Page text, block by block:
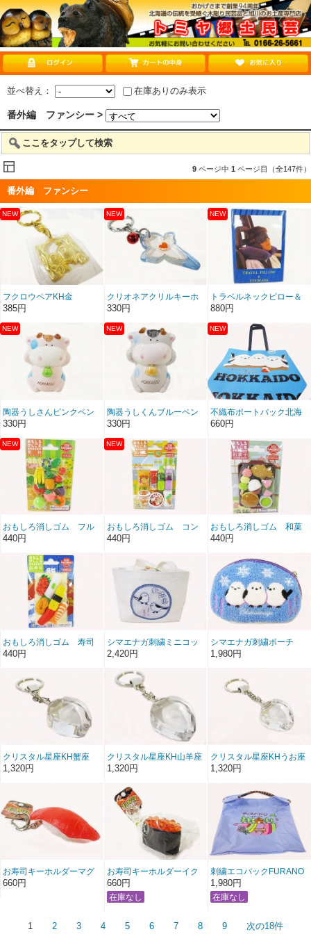
並べ替え： 在庫ありのみ表示
番外編 ファンシー >
ここをタップして検索
9 ページ中 1 ページ目（全147件）
番外編 ファンシー
フクロウペアKH金
385円
クリオネアクリルキーホ
ルダー
330円
トラベルネックピロー＆
アイマスク
880円
陶器うしさんピンクペン
立て的な
330円
陶器うしくんブルーペン
立て的な
330円
不織布ポートバック北海
道シマエナガ
660円
おもしろ消しゴム フル
ーツ
440円
おもしろ消しゴム コン
ビニ
440円
おもしろ消しゴム 和菓
子
440円
おもしろ消しゴム 寿司
440円
シマエナガ刺繍ミニコッ
トンバック
2,420円
シマエナガ刺繍ポーチ
1,980円
クリスタル星座KH蟹座
（かに座）
1,320円
クリスタル星座KH山羊座
（やぎ座）
1,320円
クリスタル星座KHうお座
（魚座）
1,320円
お寿司キーホルダーマグ
ロ赤身
660円
お寿司キーホルダーイク
ラ
660円
刺繍エコバックFURANO
1,980円
1 2 3 4 5 6 7 8 9 次の18件